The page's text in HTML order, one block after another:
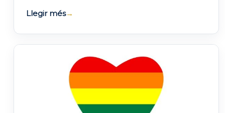
Llegir més→